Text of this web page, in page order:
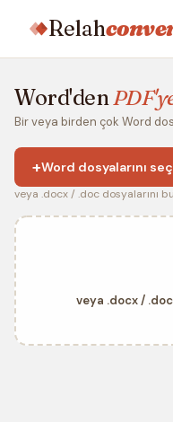
Relah
Word'den
Bir veya birden çok Word
+Word dosyalarını seç
veya .docx / .doc dosyalarını
veya .docx / .doc